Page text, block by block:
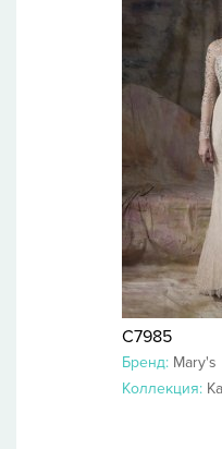
C7985
Бренд: Mary's
Коллекция: